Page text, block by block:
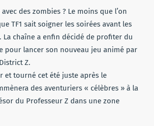
des zombies ? Le moins que l’on
TF1 sait soigner les soirées avant les
La chaîne a enfin décidé de profiter du
pour lancer son nouveau jeu animé par
Z.
et tourné cet été juste après le
des aventuriers « célèbres » à la
du Professeur Z dans une zone